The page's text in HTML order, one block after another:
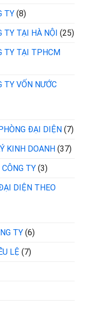
TY (8)
TY TẠI HÀ NỘI (25)
TY TẠI TPHCM
TY VỐN NƯỚC
ĐẠI DIỆN (7)
KINH DOANH (37)
TY (3)
DIỆN THEO
TY (6)
LỆ (7)